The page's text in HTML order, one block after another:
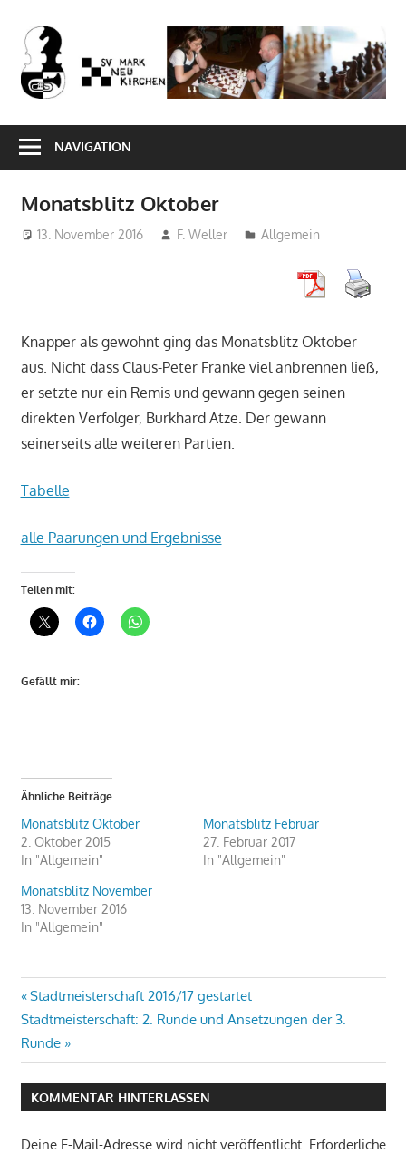
Inhalt
springen
in
Markneukirchen
–
NAVIGATION
Monatsblitz Oktober
13. November 2016 F. Weller Allgemein
Knapper als gewohnt ging das Monatsblitz Oktober
aus. Nicht dass Claus-Peter Franke viel anbrennen ließ,
er setzte nur ein Remis und gewann gegen seinen
direkten Verfolger, Burkhard Atze. Der gewann
seinerseits alle weiteren Partien.
Tabelle
alle Paarungen und Ergebnisse
Teilen mit:
Gefällt mir:
Ähnliche Beiträge
Monatsblitz Oktober
2. Oktober 2015
In "Allgemein"
Monatsblitz Februar
27. Februar 2017
In "Allgemein"
Monatsblitz November
13. November 2016
In "Allgemein"
Beitragsnavigation
Vorheriger
Beitrag:
Stadtmeisterschaft 2016/17 gestartet
Nächster
Beitrag:
Stadtmeisterschaft: 2. Runde und Ansetzungen der 3.
Runde
KOMMENTAR HINTERLASSEN
Deine E-Mail-Adresse wird nicht veröffentlicht. Erforderliche